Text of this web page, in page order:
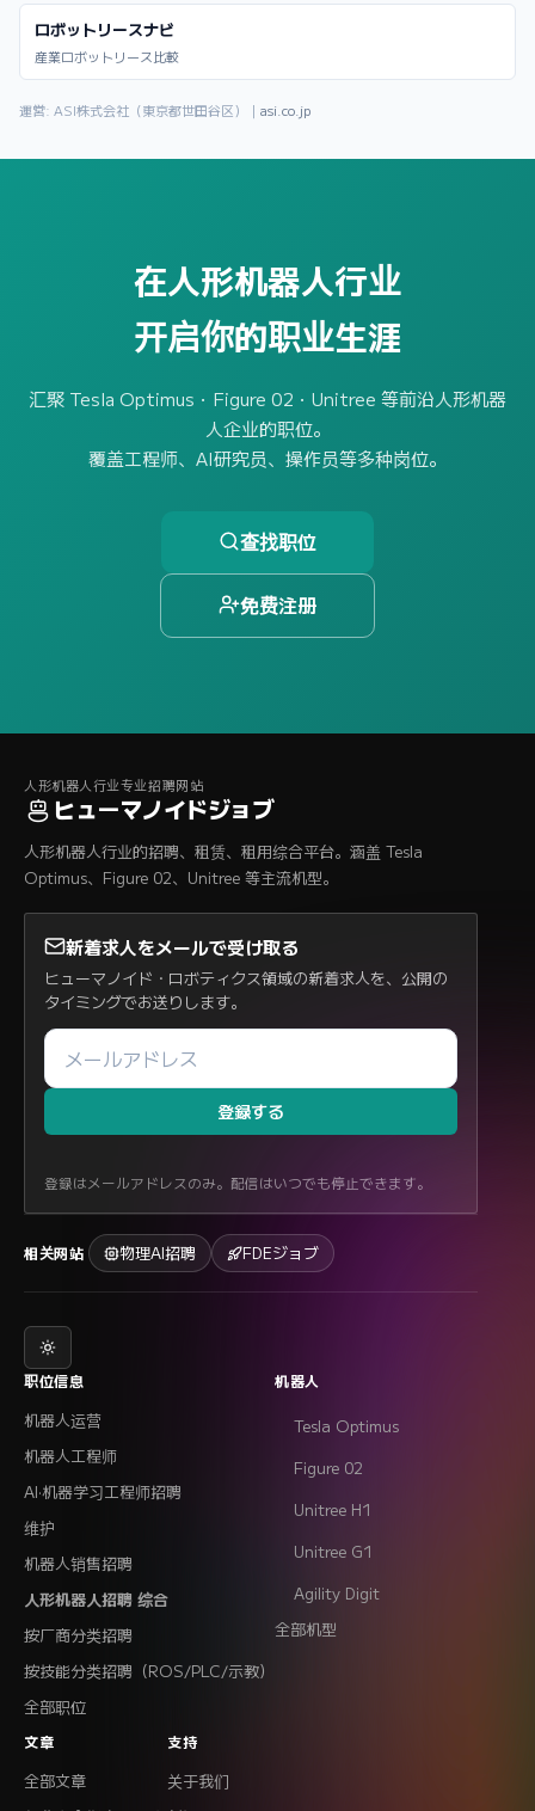
ロボットリースナビ
産業ロボットリース比較
運営: ASI株式会社（東京都世田谷区）｜ asi.co.jp
在人形机器人行业
开启你的职业生涯
汇聚 Tesla Optimus・Figure 02・Unitree 等前沿人形机器
人企业的职位。
覆盖工程师、AI研究员、操作员等多种岗位。
查找职位
免费注册
人形机器人行业专业招聘网站
ヒューマノイドジョブ
人形机器人行业的招聘、租赁、租用综合平台。涵盖 Tesla
Optimus、Figure 02、Unitree 等主流机型。
新着求人をメールで受け取る
ヒューマノイド・ロボティクス領域の新着求人を、公開の
タイミングでお送りします。
登録する
登録はメールアドレスのみ。配信はいつでも停止できます。
相关网站 物理AI招聘 FDEジョブ
职位信息
机器人运营
机器人工程师
AI·机器学习工程师招聘
维护
机器人销售招聘
人形机器人招聘 综合
按厂商分类招聘
按技能分类招聘（ROS/PLC/示教）
全部职位
机器人
Tesla Optimus
Figure 02
Unitree H1
Unitree G1
Agility Digit
全部机型
文章
全部文章
支持
关于我们